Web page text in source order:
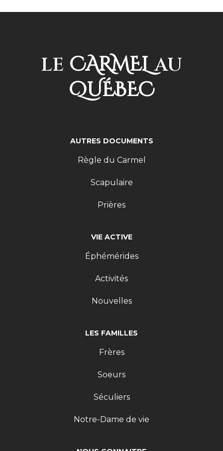
LE CARMELAU
QUÉBEC
LES FAMILLES
Frères
Soeurs
Séculiers
Notre-Dame de vie
VIE ACTIVE
Éphémérides
Activités
Nouvelles
AUTRES DOCUMENTS
Règle du Carmel
Scapulaire
Prières